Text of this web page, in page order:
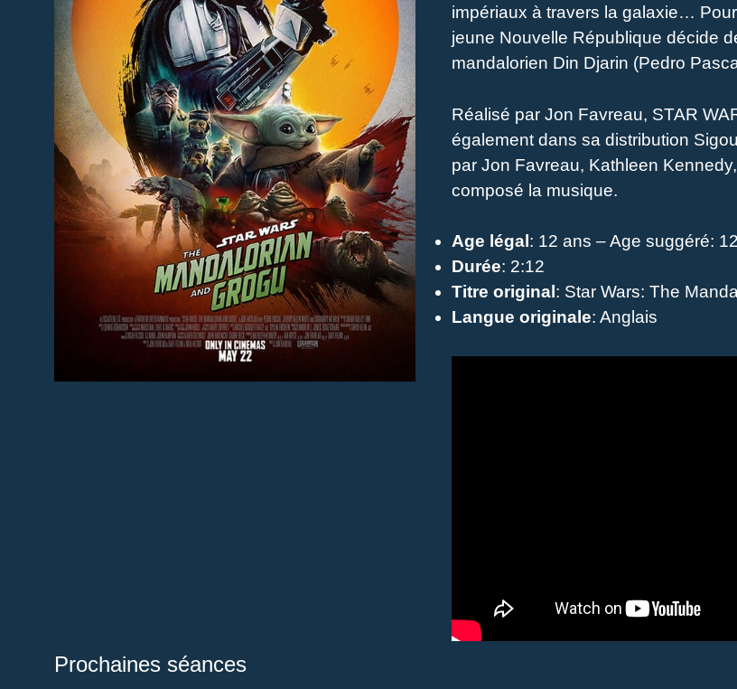
impériaux à travers la galaxie…
jeune Nouvelle République décide
mandalorien Din Djarin (Pedro
Réalisé par Jon Favreau, STAR
également dans sa distribution
par Jon Favreau, Kathleen
composé la musique.
Age légal : 12 ans – Age suggéré:
Durée: 2:12
Titre original : Star Wars: The
Langue originale: Anglais
Prochaines séances